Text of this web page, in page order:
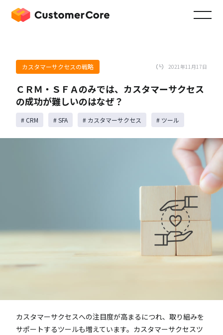
カスタマーサクセスの戦略 2021年11月17日
ＣＲＭ・ＳＦＡのみでは、カスタマーサクセス
の成功が難しいのはなぜ？
# CRM # SFA # カスタマーサクセス # ツール
カスタマーサクセスへの注目度が高まるにつれ、取り組みを
サポートするツールも増えています。カスタマーサクセスツ